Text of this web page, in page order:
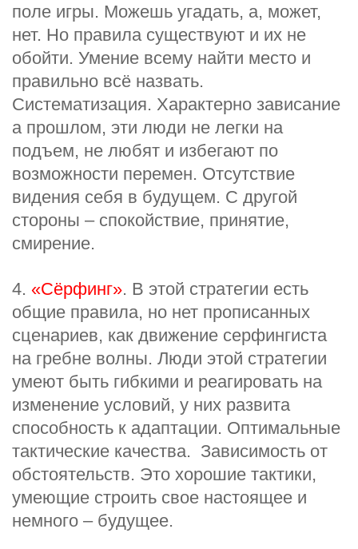
поле игры. Можешь угадать, а, может,
нет. Но правила существуют и их не
обойти. Умение всему найти место и
правильно всё назвать.
Систематизация. Характерно зависание
а прошлом, эти люди не легки на
подъем, не любят и избегают по
возможности перемен. Отсутствие
видения себя в будущем. С другой
стороны – спокойствие, принятие,
смирение.
4. «Сёрфинг». В этой стратегии есть
общие правила, но нет прописанных
сценариев, как движение серфингиста
на гребне волны. Люди этой стратегии
умеют быть гибкими и реагировать на
изменение условий, у них развита
способность к адаптации. Оптимальные
тактические качества. Зависимость от
обстоятельств. Это хорошие тактики,
умеющие строить свое настоящее и
немного – будущее.